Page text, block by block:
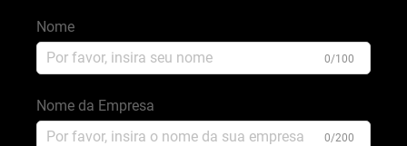
Nome
0/100
Nome da Empresa
0/200